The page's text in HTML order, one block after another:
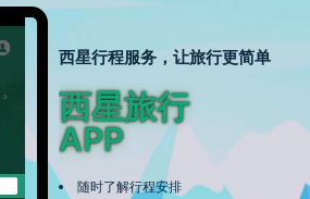
西星行程服务，让旅行更简单
西星旅行
APP
随时了解行程安排